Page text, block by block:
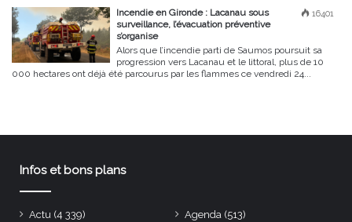
16401
Incendie en Gironde : Lacanau sous
surveillance, l’évacuation préventive
s’organise
Alors que l’incendie parti de Saumos poursuit sa
progression vers Lacanau et le littoral, plus de 10
000 hectares ont déjà été parcourus par les flammes ce vendredi 24...
Infos et bons plans
Actu (4 339) Agenda (513)